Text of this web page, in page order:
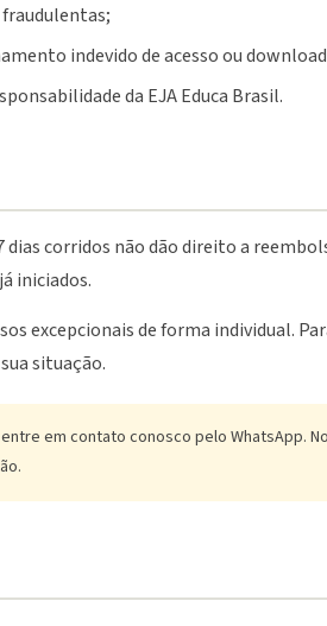
indevido de acesso ou
da EJA Educa Brasil.
dias corridos não dão direito a
iniciados.
excepcionais de forma individual.
situação.
em contato conosco pelo WhatsApp.